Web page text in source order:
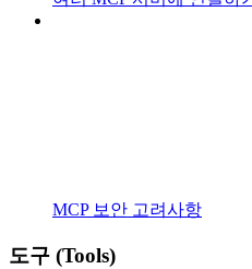
MCP 보안 고려사항
도구 (Tools)